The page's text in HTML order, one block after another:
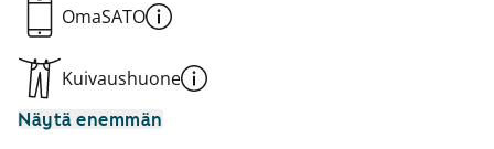
OmaSATO
Kuivaushuone
Näytä enemmän